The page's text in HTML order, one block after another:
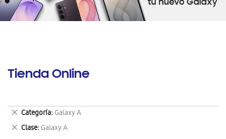
Tienda Online
Categoría Galaxy A
Eliminar
este
artículo
Clase Galaxy A
Eliminar